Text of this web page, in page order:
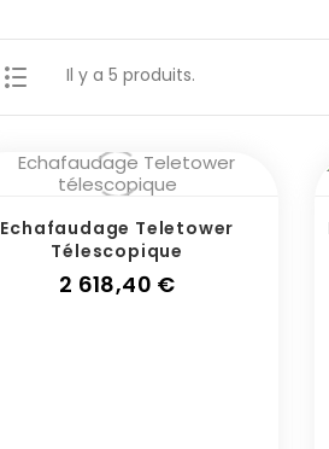
Il y a 5 produits.
Echafaudage Teletower
Télescopique
2 618,40 €Prix